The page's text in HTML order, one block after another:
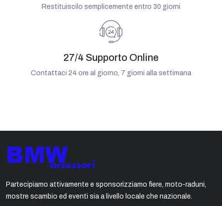
Restituiscilo semplicemente entro 30 giorni
27/4 Supporto Online
Contattaci 24 ore al giorno, 7 giorni alla settimana
Partecipiamo attivamente e sponsorizziamo fiere, moto-raduni,
mostre scambio ed eventi sia a livello locale che nazionale.